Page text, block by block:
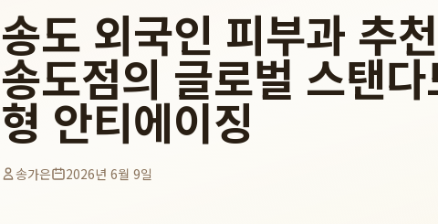
송도 외국인 피부과 추
송도점의 글로벌 스탠
형 안티에이징
송가은 2026년 6월 9일